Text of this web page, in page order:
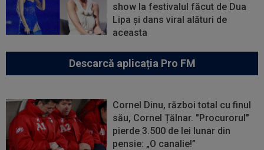
show la festivalul făcut de Dua
Lipa și dans viral alături de
aceasta
Descarcă aplicația Pro FM
Cornel Dinu, război total cu finul
său, Cornel Țălnar. "Procurorul"
pierde 3.500 de lei lunar din
pensie: „O canalie!”